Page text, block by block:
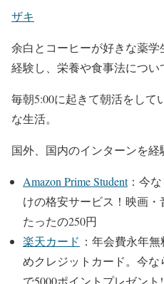
ザキ
余白とコーヒーが好きな薬
経験し、栄養や食事法につい
毎朝5:00に起きて朝活をして
な生活。
国外、国内のインターンを経
Amazon Prime Student：今
けの格安サービス！ 映画・
たったの250円
楽天カード ：年会費永年
めクレジットカード。 今な
で5000ポイントプレゼント!